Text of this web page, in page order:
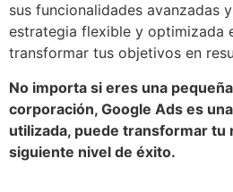
sus funcionalidades avanzadas
estrategia flexible y optimizada
transformar tus objetivos en
No importa si eres una
corporación, Google Ads es
utilizada, puede transformar tu
siguiente nivel de éxito.